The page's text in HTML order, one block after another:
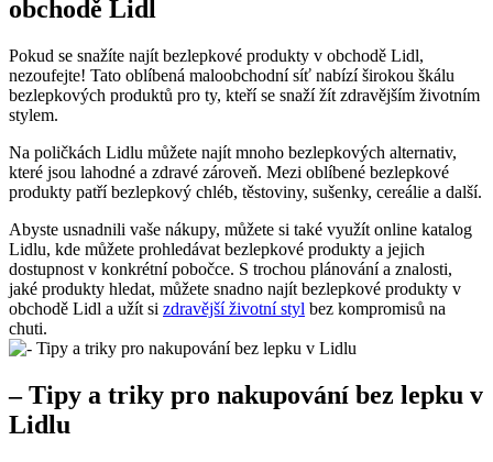
obchodě Lidl
Pokud se⁢ snažíte⁣ najít⁢ bezlepkové ⁢produkty v ⁤obchodě Lidl,
⁤nezoufejte! Tato oblíbená maloobchodní síť nabízí širokou škálu
bezlepkových⁢ produktů ⁤pro ty, kteří se snaží žít ⁤zdravějším životním
stylem. ‍
Na⁣ poličkách Lidlu můžete najít mnoho bezlepkových alternativ,
které jsou lahodné a⁣ zdravé‍ zároveň. ⁤Mezi oblíbené bezlepkové
produkty patří bezlepkový chléb, těstoviny, ​sušenky,​ cereálie a další.
Abyste‌ usnadnili vaše nákupy, ‌můžete si také využít online katalog
Lidlu, kde můžete⁢ prohledávat bezlepkové‌ produkty a jejich
dostupnost v konkrétní‌ pobočce. S⁣ trochou⁣ plánování a znalosti,
jaké produkty⁣ hledat, můžete⁢ snadno najít bezlepkové produkty v
obchodě Lidl a užít si zdravější životní styl bez kompromisů na
chuti.
– Tipy a triky pro nakupování bez lepku v
⁤Lidlu